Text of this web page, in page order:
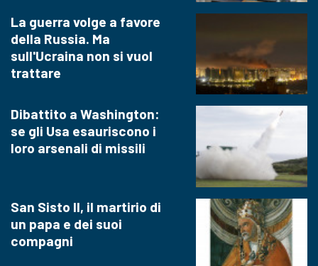
La guerra volge a favore
della Russia. Ma
sull'Ucraina non si vuol
trattare
Dibattito a Washington:
se gli Usa esauriscono i
loro arsenali di missili
San Sisto II, il martirio di
un papa e dei suoi
compagni